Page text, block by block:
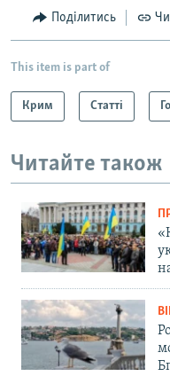
Поділитись
This item is part of
Крим Статті
Читайте також